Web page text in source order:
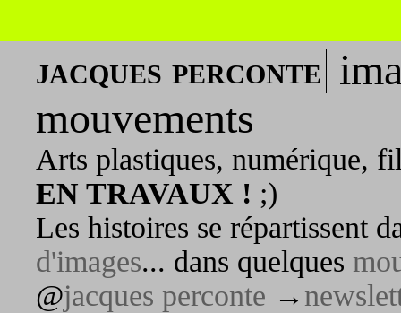
jacques perconte
mouvements
Arts plastiques, numérique,
EN TRAVAUX ! ;)
Les histoires se répartissent
d'images... dans quelques
@jacques perconte →